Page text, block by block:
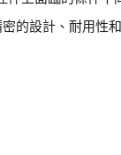
的設計、耐用性